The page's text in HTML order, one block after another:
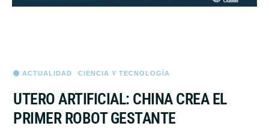
ACTUALIDAD CIENCIA Y TECNOLOGÍA
UTERO ARTIFICIAL: CHINA CREA EL
PRIMER ROBOT GESTANTE